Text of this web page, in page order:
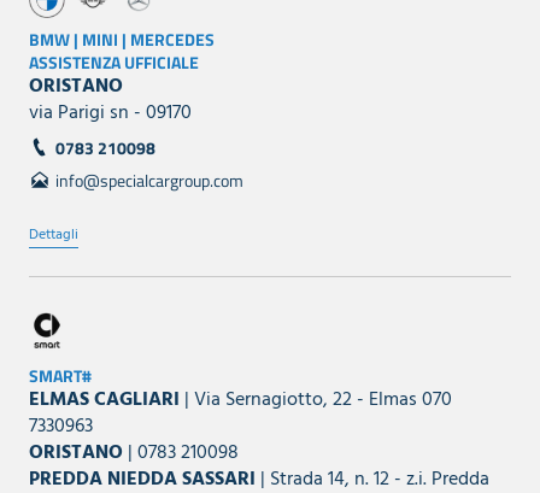
BMW | MINI | MERCEDES
ASSISTENZA UFFICIALE
ORISTANO
via Parigi sn - 09170
0783 210098
info@specialcargroup.com
Dettagli
SMART#
ELMAS CAGLIARI | Via Sernagiotto, 22 - Elmas 070
7330963
ORISTANO| 0783 210098
PREDDA NIEDDA SASSARI | Strada 14, n. 12 - z.i. Predda